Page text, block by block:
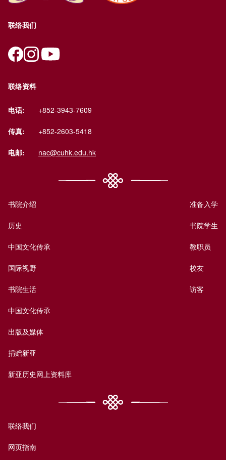
联络我们
联络资料
电话: +852-3943-7609
传真: +852-2603-5418
电邮: nac@cuhk.edu.hk
书院介绍
历史
中国文化传承
国际视野
书院生活
中国文化传承
出版及媒体
捐赠新亚
新亚历史网上资料库
准备入学
书院学生
教职员
校友
访客
联络我们
网页指南